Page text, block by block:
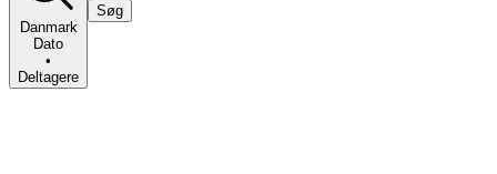
Danmark
Dato
•
Deltagere
Søg